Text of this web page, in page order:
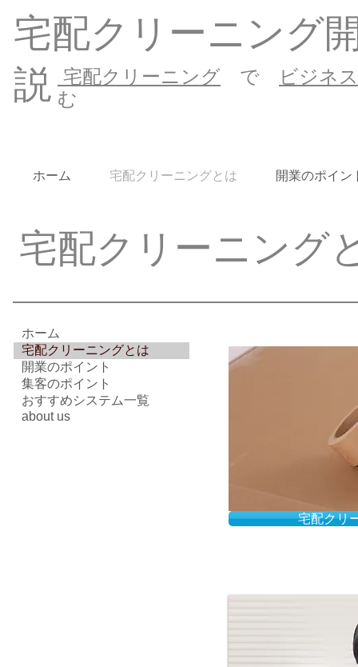
宅配クリーニング で
ビジネ
む
ホーム 宅配クリーニングとは 開業のポイン
宅配クリーニング
ホーム
宅配クリーニングとは
開業のポイント
集客のポイント
おすすめシステム一覧
about us
宅配クリ
宅配クリーニング
説